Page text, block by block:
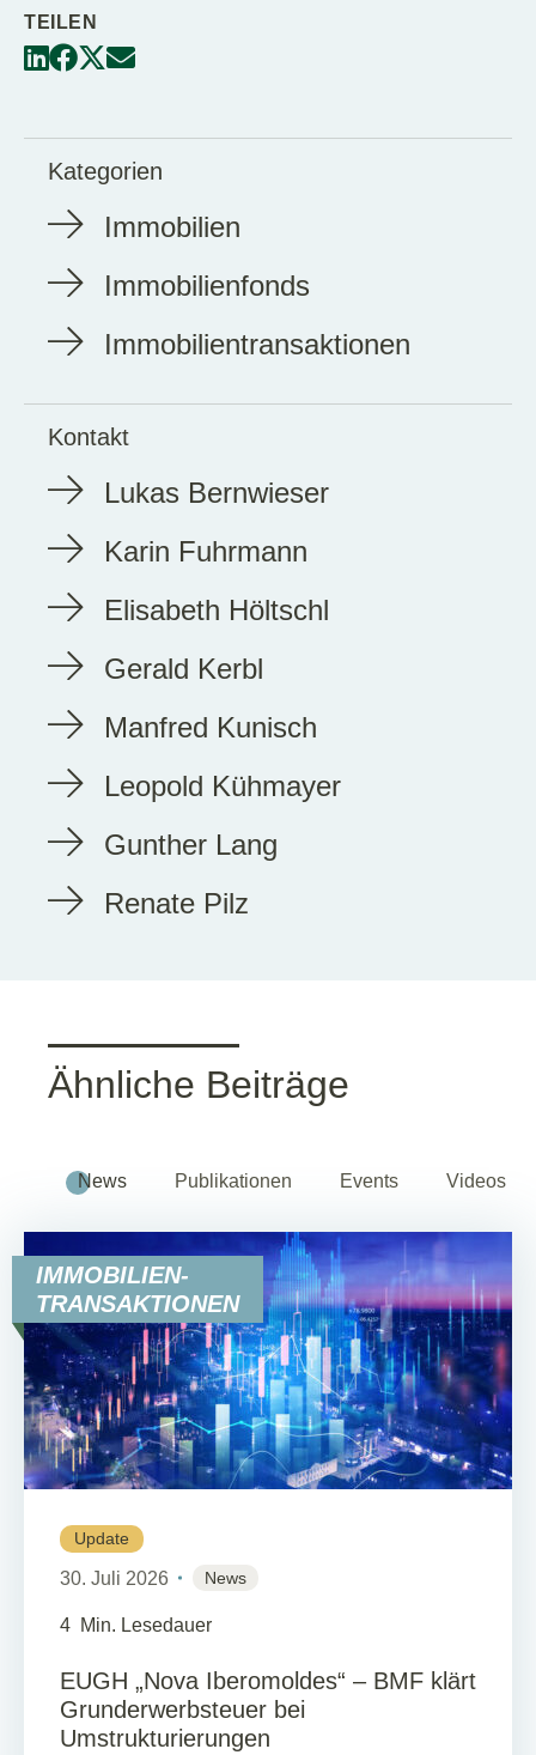
TEILEN
Kategorien
Immobilien
Immobilienfonds
Immobilientransaktionen
Kontakt
Lukas Bernwieser
Karin Fuhrmann
Elisabeth Höltschl
Gerald Kerbl
Manfred Kunisch
Leopold Kühmayer
Gunther Lang
Renate Pilz
Ähnliche Beiträge
News Publikationen Events Videos
IMMOBILIEN-
TRANSAKTIONEN
Update
30. Juli 2026 News
4 Min. Lesedauer
EUGH „Nova Iberomoldes“ – BMF klärt
Grunderwerbsteuer bei
Umstrukturierungen